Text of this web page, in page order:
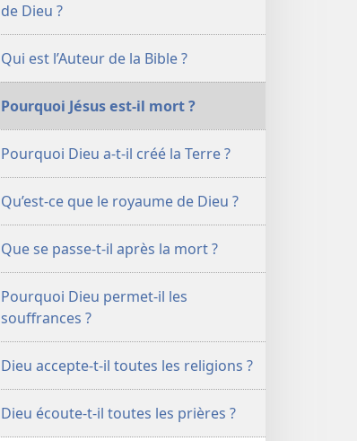
de Dieu ?
Qui est l’Auteur de la Bible ?
Pourquoi Jésus est-il mort ?
Pourquoi Dieu a-t-il créé la Terre ?
Qu’est-ce que le royaume de Dieu ?
Que se passe-t-il après la mort ?
Pourquoi Dieu permet-il les
souffrances ?
Dieu accepte-​t-​il toutes les religions ?
Dieu écoute-​t-​il toutes les prières ?